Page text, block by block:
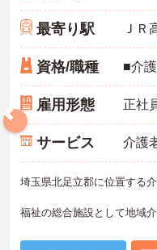
最寄り駅
資格/職種 ■介
雇用形態 正社
サービス 介護
埼玉県北足立郡に位置する
福祉の総合施設として地域
の暮らしの安全を守ってい